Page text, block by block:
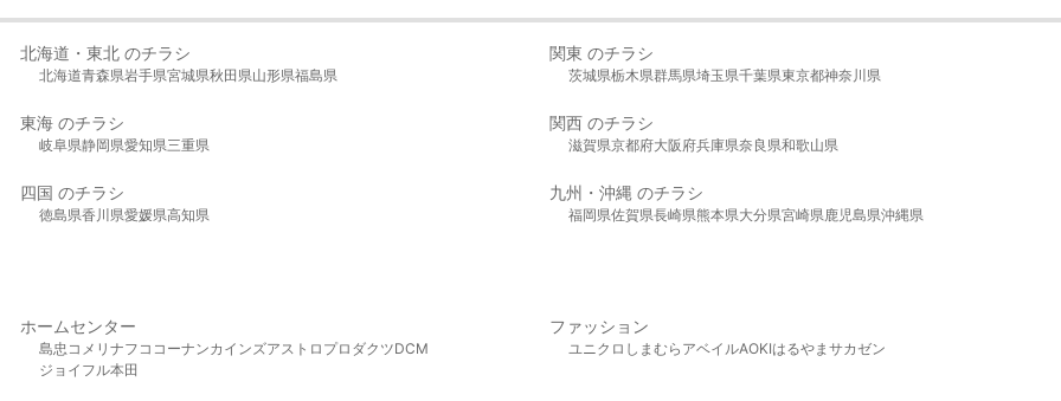
北海道・東北 のチラシ
北海道青森県岩手県宮城県秋田県山形県福島県
関東 のチラシ
茨城県栃木県群馬県埼玉県千葉県東京都神奈川県
東海 のチラシ
岐阜県静岡県愛知県三重県
関西 のチラシ
滋賀県京都府大阪府兵庫県奈良県和歌山県
四国 のチラシ
徳島県香川県愛媛県高知県
九州・沖縄 のチラシ
福岡県佐賀県長崎県熊本県大分県宮崎県鹿児島県沖縄県
ホームセンター
島忠 コメリ ナフコ コーナンカインズアストロプロダクツDCM
ジョイフル本田
ファッション
ユニクロ しまむら アベイルAOKIはるやま サカゼン